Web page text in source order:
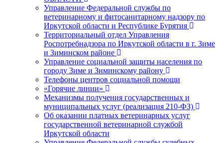
Управление Федеральной службы по
ветеринарному и фитосанитарному надзору по
Иркутской области и Республике Бурятия
Территориальный отдел Управления
Роспотребнадзора по Иркутской области в г. Зиме
и Зиминском районе
Управление социальной защиты населения по
городу Зиме и Зиминскому району
Телефоны центров социальной помощи
«Горячие линии»
Механизмы получения государственных и
муниципальных услуг (реализация 210-ФЗ)
Об оказании платных ветеринарных услуг
государственной ветеринарной службой
Иркутской области